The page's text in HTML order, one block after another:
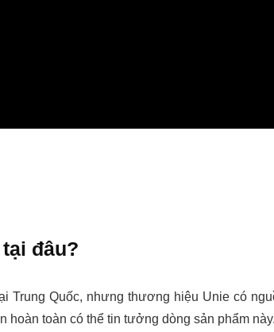
đâu?
Trung Quốc, nhưng thương hiệu Unie có
toàn có thể tin tưởng dòng sản phẩm này.